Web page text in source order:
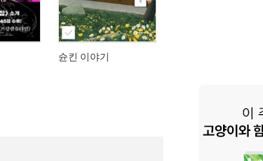
슌킨 이야기